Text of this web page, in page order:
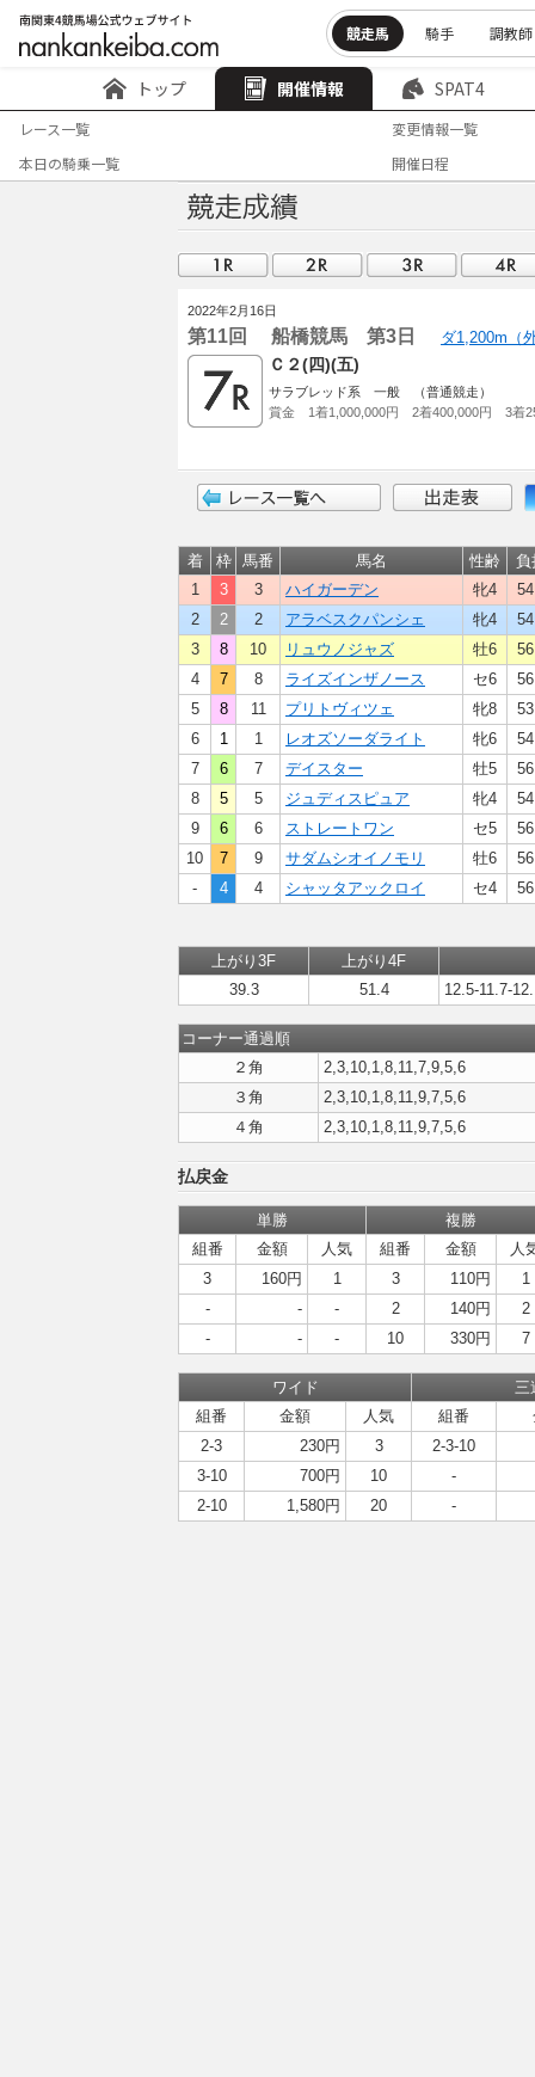
競走馬 騎手 調教師
トップ 開催情報 SPAT4
レース一覧
変更情報一覧
本日の騎乗一覧
開催日程
2022年2月16日
第11回 船橋競馬 第3日 ダ1,200m（
Ｃ２(四)(五)
サラブレッド系 一般 （普通競走）
賞金 1着1,000,000円 2着400,000円 3着
着 枠 馬番 馬名 性齢
負
1
3 3 ハイガーデン 牝4
2
2 2 アラベスクパンシェ 牝4
3
8 10 リュウノジャズ 牡6
4
7 8 ライズインザノース セ6
5
8 11 プリトヴィツェ 牝8
6
1 1 レオズソーダライト 牝6
7
6 7 デイスター 牡5
8
5 5 ジュディスピュア 牝4
9
6 6 ストレートワン セ5
10
7 9 サダムシオイノモリ 牡6
-
4 4 シャッタアックロイ セ4
上がり3F
上がり4F
39.3
51.4 12.5-11.7-
コーナー通過順
２角
2,3,10,1,8,11,7,9,5,6
３角
2,3,10,1,8,11,9,7,5,6
４角
2,3,10,1,8,11,9,7,5,6
払戻金
単勝
複勝
組番
金額 人気 組番 金額
人
3
160円 1 3 110円
1
-
- - 2 140円
2
-
- - 10 330円 7
ワイド
三
組番
金額 人気 組番
2-3
230円 3
2-3-10
3-10
700円 10
-
2-10
1,580円 20 -